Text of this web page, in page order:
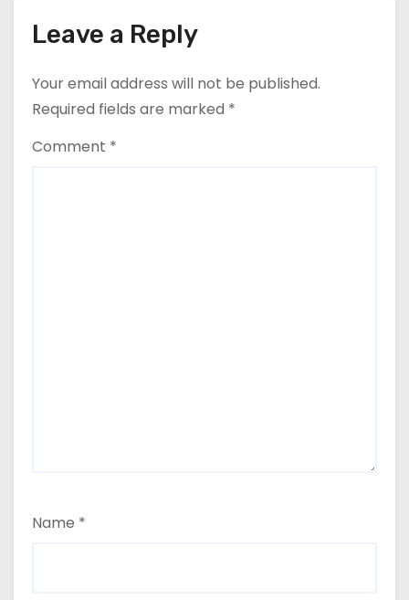
Leave a Reply
Your email address will not be published.
Required fields are marked *
Comment *
Name *